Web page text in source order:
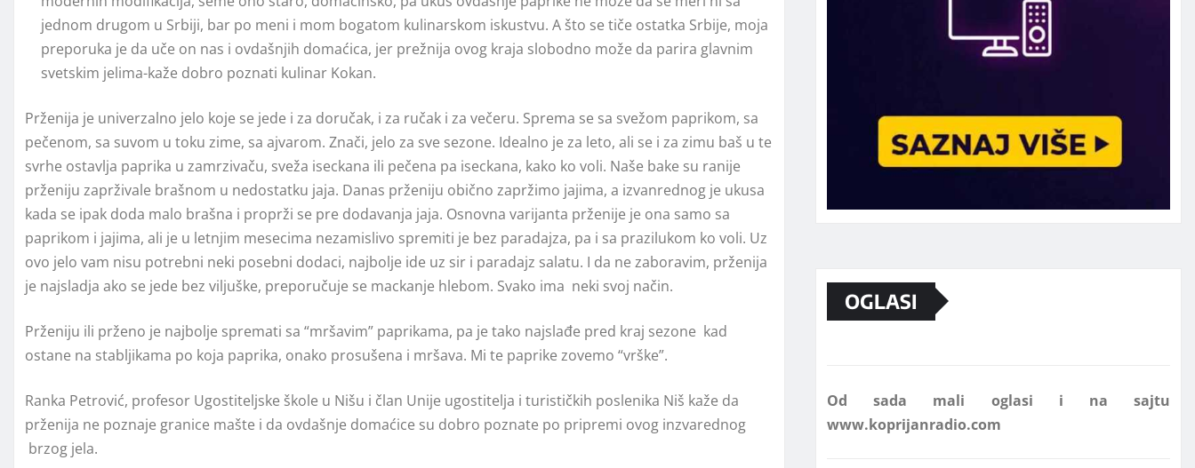
jednom drugom u Srbiji, bar po meni i mom bogatom kulinarskom iskustvu. A što se tiče ostatka Srbije, moja
preporuka je da uče on nas i ovdašnjih domaćica, jer prežnija ovog kraja slobodno može da parira glavnim
svetskim jelima-kaže dobro poznati kulinar Kokan.
Prženija je univerzalno jelo koje se jede i za doručak, i za ručak i za večeru. Sprema se sa svežom paprikom, sa
pečenom, sa suvom u toku zime, sa ajvarom. Znači, jelo za sve sezone. Idealno je za leto, ali se i za zimu baš u te
svrhe ostavlja paprika u zamrzivaču, sveža iseckana ili pečena pa iseckana, kako ko voli. Naše bake su ranije
prženiju zaprživale brašnom u nedostatku jaja. Danas prženiju obično zapržimo jajima, a izvanrednog je ukusa
kada se ipak doda malo brašna i proprži se pre dodavanja jaja. Osnovna varijanta prženije je ona samo sa
paprikom i jajima, ali je u letnjim mesecima nezamislivo spremiti je bez paradajza, pa i sa prazilukom ko voli. Uz
ovo jelo vam nisu potrebni neki posebni dodaci, najbolje ide uz sir i paradajz salatu. I da ne zaboravim, prženija
je najsladja ako se jede bez viljuške, preporučuje se mackanje hlebom. Svako ima neki svoj način.
Prženiju ili prženo je najbolje spremati sa “mršavim” paprikama, pa je tako najslađe pred kraj sezone kad
ostane na stabljikama po koja paprika, onako prosušena i mršava. Mi te paprike zovemo “vrške”.
Ranka Petrović, profesor Ugostiteljske škole u Nišu i član Unije ugostitelja i turističkih poslenika Niš kaže da
prženija ne poznaje granice mašte i da ovdašnje domaćice su dobro poznate po pripremi ovog inzvarednog
brzog jela.
OGLASI
Marketing telefon 062 463 002